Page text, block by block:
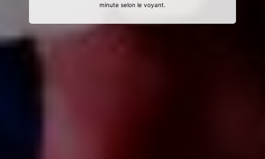
minute selon le voyant.